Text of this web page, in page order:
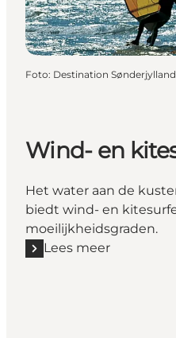
Foto: Destination Sønderjylland
Wind- en
Het water aan de
biedt wind- en
moeilijkheidsgraden.
Lees meer
Lees meer "Wind- en